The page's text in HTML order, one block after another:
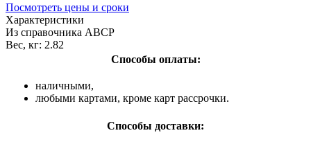
Посмотреть цены и сроки
Характеристики
Из справочника ABCP
Вес, кг: 2.82
Способы оплаты:
наличными,
любыми картами, кроме карт рассрочки.
Способы доставки: